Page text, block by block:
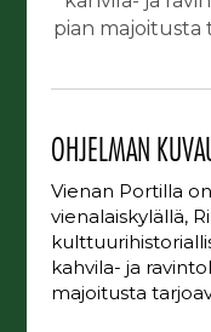
pian majoitusta
OHJELMAN
Vienan Portilla
vienalaiskylällä,
kahvila- ja
majoitusta